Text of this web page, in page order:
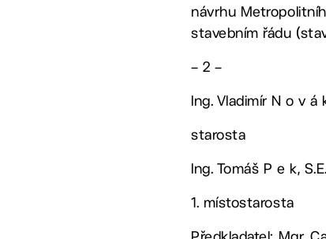
návrhu
stavebním řádu
– 2 –
Ing. Vladimír N o v á
starosta
Ing. Tomáš P e k, S.E.
1. místostarosta